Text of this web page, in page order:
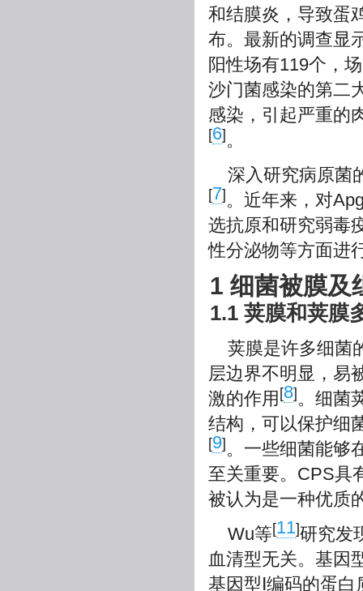
和结膜炎，导致蛋
布。最新的调查显
阳性场有119个，
沙门菌感染的第二
感染，引起严重的
[6]。
深入研究病原菌
[7]。近年来，对
选抗原和研究弱毒
性分泌物等方面进
1 细菌被膜及
1.1 荚膜和荚膜
荚膜是许多细菌
层边界不明显，易
激的作用 [8]。细菌
结构，可以保护细
[9]。一些细菌能够
至关重要。CPS具
被认为是一种优质
Wu等[11]研究发
血清型无关。基因
基因型Ⅰ编码的蛋